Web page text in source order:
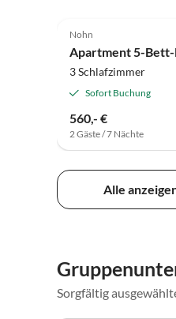
Nohn
Apartment 5-
3 Schlafzimmer
Sofort Buchung
560,- €
2 Gäste / 7 Nächte
Alle
Sorgfältig